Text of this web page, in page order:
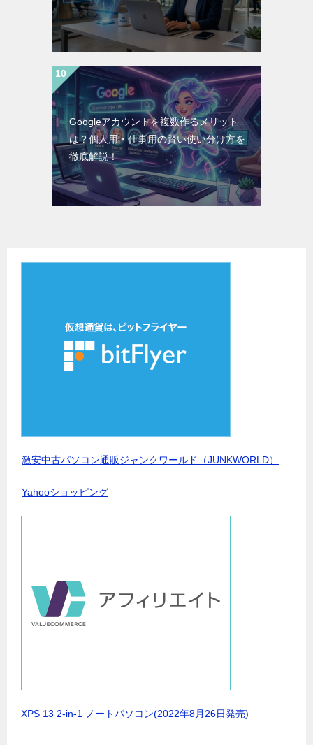
Googleアカウントを複数作るメリット
は？個人用・仕事用の賢い使い分け方を
徹底解説！
激安中古パソコン通販ジャンクワールド（JUNKWORLD）
Yahooショッピング
XPS 13 2-in-1 ノートパソコン(2022年8月26日発売)